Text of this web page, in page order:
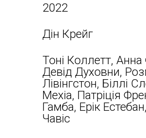
2022
Дін Крейг
Тоні Коллетт, Анна
Девід Духовни,
Лівінгстон, Біллі
Мехіа, Патріція
Гамба, Ерік
Чавіс